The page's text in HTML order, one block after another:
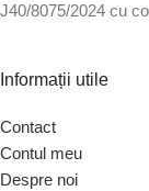
J40/8075/2024 cu
Informații utile
Contact
Contul meu
Despre noi